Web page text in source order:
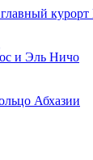
и Эль Ничо
Абхазии